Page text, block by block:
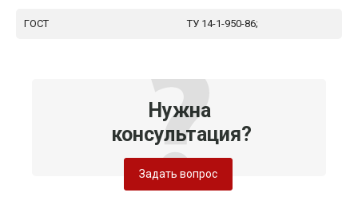
ГОСТ ТУ 14-1-950-86;
Нужна
консультация?
Задать вопрос